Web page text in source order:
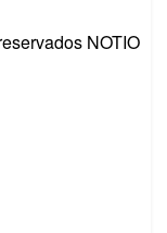
NOTIO